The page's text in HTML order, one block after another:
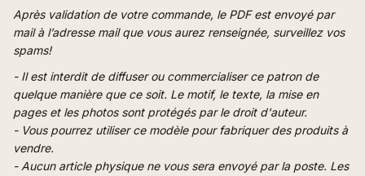
Après validation de votre commande, le PDF est envoyé par
mail à l’adresse mail que vous aurez renseignée, surveillez vos
spams!
- Il est interdit de diffuser ou commercialiser ce patron de
quelque manière que ce soit. Le motif, le texte, la mise en
pages et les photos sont protégés par le droit d'auteur.
- Vous pourrez utiliser ce modèle pour fabriquer des produits à
vendre.
- Aucun article physique ne vous sera envoyé par la poste. Les